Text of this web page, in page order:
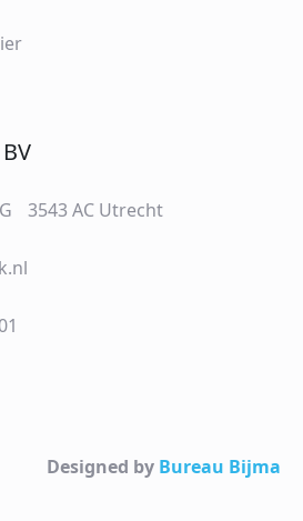
3543 AC Utrecht
Designed by Bureau Bijma